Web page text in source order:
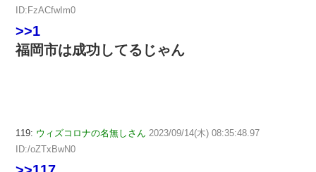
ID:FzACfwIm0
>>1
福岡市は成功してるじゃん
119: ウィズコロナの名無しさん 2023/09/14(木) 08:35:48.97
ID:/oZTxBwN0